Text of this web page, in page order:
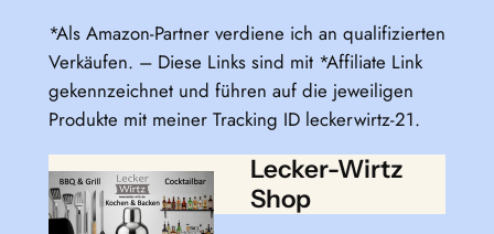
*Als Amazon-Partner verdiene ich an qualifizierten
Verkäufen. – Diese Links sind mit *Affiliate Link
gekennzeichnet und führen auf die jeweiligen
Produkte mit meiner Tracking ID leckerwirtz-21.
Lecker-Wirtz
Shop